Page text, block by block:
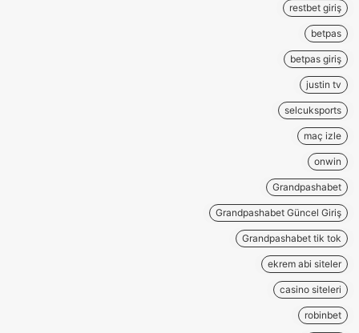
restbet giriş
betpas
betpas giriş
justin tv
selcuksports
maç izle
onwin
Grandpashabet
Grandpashabet Güncel Giriş
Grandpashabet tik tok
ekrem abi siteler
casino siteleri
robinbet